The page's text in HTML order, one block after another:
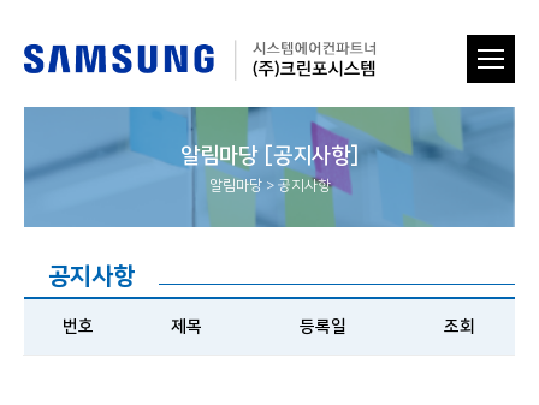
알림마당 [공지사항]
알림마당 > 공지사항
공지사항
번호 제목 등록일 조회